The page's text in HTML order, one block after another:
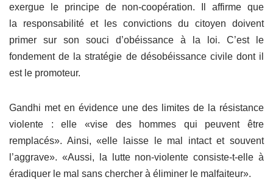
exergue le principe de non-coopération. Il affirme que
la responsabilité et les convictions du citoyen doivent
primer sur son souci d’obéissance à la loi. C’est le
fondement de la stratégie de désobéissance civile dont il
est le promoteur.
Gandhi met en évidence une des limites de la résistance
violente : elle «vise des hommes qui peuvent être
remplacés». Ainsi, «elle laisse le mal intact et souvent
l’aggrave». «Aussi, la lutte non-violente consiste-t-elle à
éradiquer le mal sans chercher à éliminer le malfaiteur».